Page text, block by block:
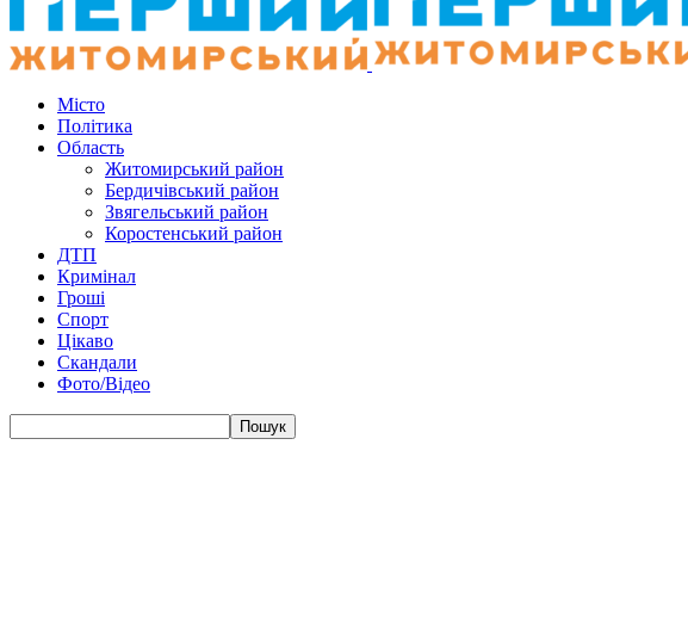
Місто
Політика
Область
Житомирський район
Бердичівський район
Звягельський район
Коростенський район
ДТП
Кримінал
Гроші
Спорт
Цікаво
Скандали
Фото/Відео